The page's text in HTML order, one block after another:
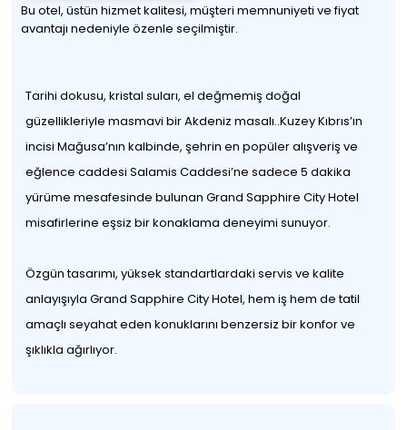
Bu otel, üstün hizmet kalitesi, müşteri memnuniyeti ve fiyat
avantajı nedeniyle özenle seçilmiştir.
Tarihi dokusu, kristal suları, el değmemiş doğal
güzellikleriyle masmavi bir Akdeniz masalı..Kuzey Kıbrıs’ın
incisi Mağusa’nın kalbinde, şehrin en popüler alışveriş ve
eğlence caddesi Salamis Caddesi’ne sadece 5 dakika
yürüme mesafesinde bulunan Grand Sapphire City Hotel
misafirlerine eşsiz bir konaklama deneyimi sunuyor.
Özgün tasarımı, yüksek standartlardaki servis ve kalite
anlayışıyla Grand Sapphire City Hotel, hem iş hem de tatil
amaçlı seyahat eden konuklarını benzersiz bir konfor ve
şıklıkla ağırlıyor.